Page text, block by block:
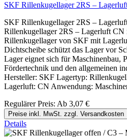
SKF Rillenkugellager 2RS –
SKF Rillenkugellager 2RS –
Rillenkugellager 2RS – Lagerluft CN
Rillenkugellager von SKF mit
Dichtscheibe schützt das Lager vor
Lager eignet sich für Maschinenbau,
Fördertechnik und den allgemeinen
Hersteller: SKF Lagertyp:
Lagerluft: CN Anwendung:
Regulärer Preis: Ab 3,07 €
Preise inkl. MwSt. zzgl. Versandkosten
Details